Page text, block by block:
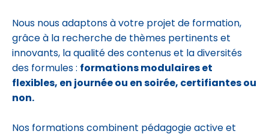
Nous nous adaptons à votre projet de formation,
grâce à la recherche de thèmes pertinents et
innovants, la qualité des contenus et la diversités
des formules : formations modulaires et
flexibles, en journée ou en soirée, certifiantes ou
non.
Nos formations combinent pédagogie active et